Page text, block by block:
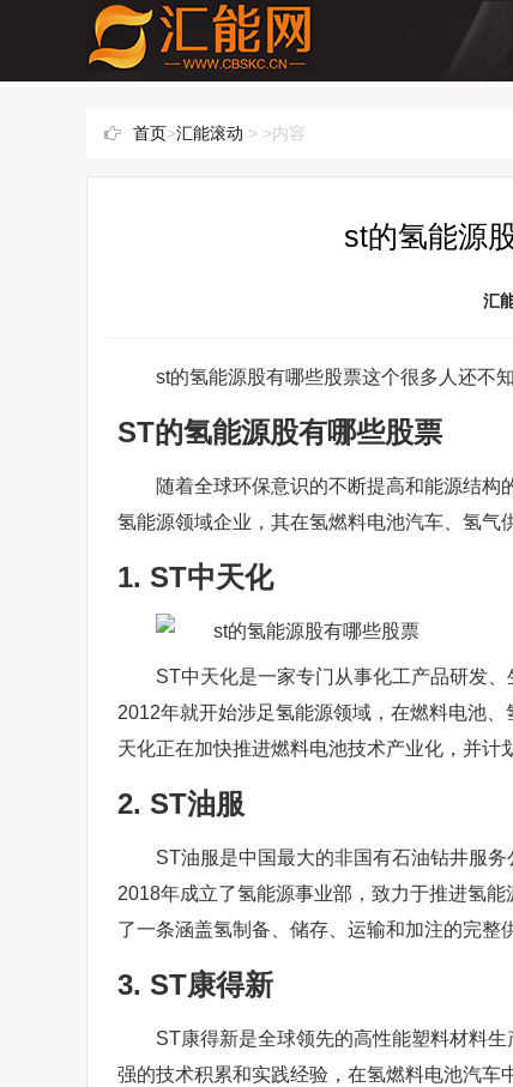
首页>汇能滚动 > >内容
st的氢能源
汇
st的氢能源股有哪些股票这个很多人还不
ST的氢能源股有哪些股票
随着全球环保意识的不断提高和能源结
氢能源领域企业，其在氢燃料电池汽车、氢气
1. ST中天化
ST中天化是一家专门从事化工产品研发
2012年就开始涉足氢能源领域，在燃料电池
天化正在加快推进燃料电池技术产业化，并计
2. ST油服
ST油服是中国最大的非国有石油钻井服
2018年成立了氢能源事业部，致力于推进氢
了一条涵盖氢制备、储存、运输和加注的完整
3. ST康得新
ST康得新是全球领先的高性能塑料材料
强的技术积累和实践经验，在氢燃料电池汽